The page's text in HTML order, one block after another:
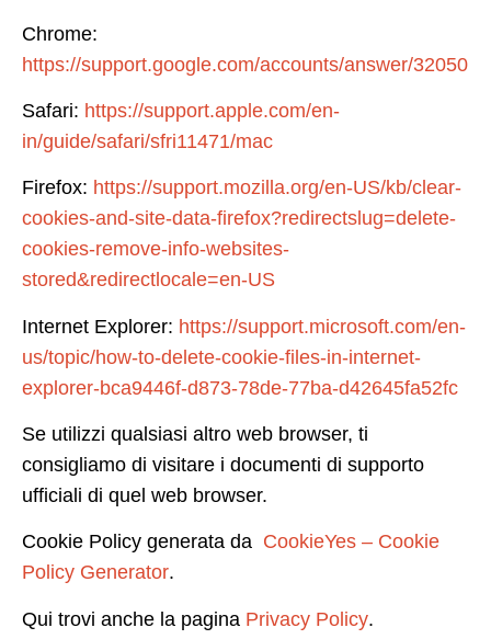
Chrome:
https://support.google.com/accounts/answer/32050
Safari: https://support.apple.com/en-
in/guide/safari/sfri11471/mac
Firefox: https://support.mozilla.org/en-US/kb/clear-
cookies-and-site-data-firefox?redirectslug=delete-
cookies-remove-info-websites-
stored&redirectlocale=en-US
Internet Explorer: https://support.microsoft.com/en-
us/topic/how-to-delete-cookie-files-in-internet-
explorer-bca9446f-d873-78de-77ba-d42645fa52fc
Se utilizzi qualsiasi altro web browser, ti
consigliamo di visitare i documenti di supporto
ufficiali di quel web browser.
Cookie Policy generata da CookieYes – Cookie
Policy Generator.
Qui trovi anche la pagina Privacy Policy.